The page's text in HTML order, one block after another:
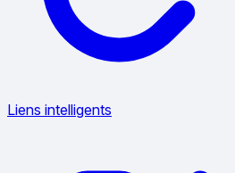
Liens intelligents